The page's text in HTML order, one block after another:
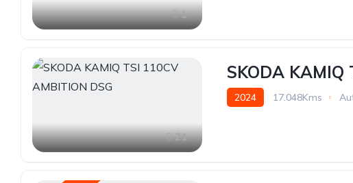
1
21
SKODA KAMIQ
2024 17.048Kms